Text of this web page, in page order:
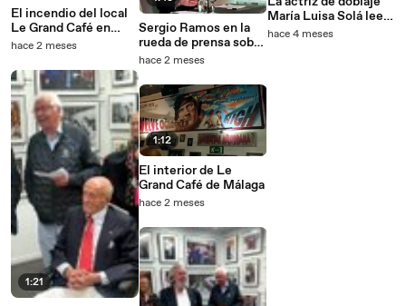
El incendio del local
Le Grand Café en
Málaga se aviva en el
edificio
hace 2 meses
1:21
Sergio Ramos en la
rueda de prensa sobre
la compra del Sevilla
hace 2 meses
1:12
El interior de Le
Grand Café de Málaga
hace 2 meses
María Luisa Solá lee
el mensaje final de la
hace 4 meses